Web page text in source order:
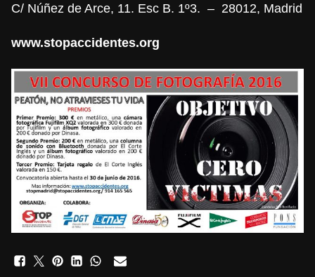
C/ Núñez de Arce, 11. Esc B. 1º3. – 28012, Madrid
www.stopaccidentes.org